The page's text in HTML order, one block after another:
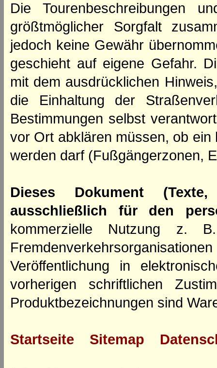
Die Tourenbeschreibungen
größtmöglicher Sorgfalt
jedoch keine Gewähr
geschieht auf eigene Gefahr.
mit dem ausdrücklichen
die Einhaltung der
Bestimmungen selbst
vor Ort abklären müssen, ob
werden darf (Fußgängerzonen,
Dieses Dokument
ausschließlich für den
kommerzielle Nutzung z.
Veröffentlichung in
vorherigen schriftlichen
Produktbezeichnungen sind
Startseite Sitemap